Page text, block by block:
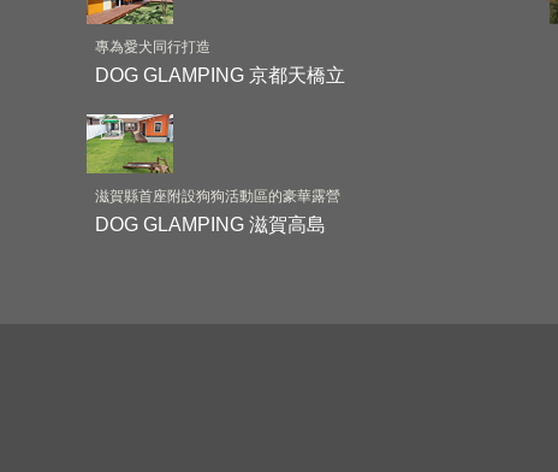
專為愛犬同行打造
DOG GLAMPING 京都天橋立
滋賀縣首座附設狗狗活動區的豪華露營
DOG GLAMPING 滋賀高島